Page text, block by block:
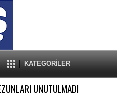
KATEGORİLER
UNUTULMADI